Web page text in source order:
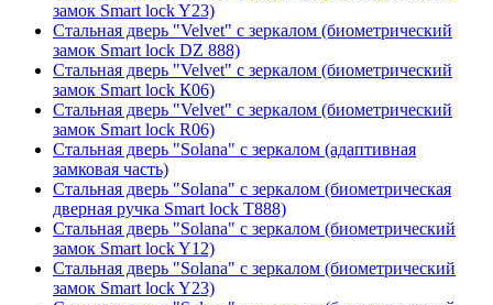
замок Smart lock Y23)
Стальная дверь "Velvet" с зеркалом (биометрический
замок Smart lock DZ 888)
Стальная дверь "Velvet" с зеркалом (биометрический
замок Smart lock К06)
Стальная дверь "Velvet" с зеркалом (биометрический
замок Smart lock R06)
Стальная дверь "Solana" с зеркалом (адаптивная
замковая часть)
Стальная дверь "Solana" с зеркалом (биометрическая
дверная ручка Smart lock T888)
Стальная дверь "Solana" с зеркалом (биометрический
замок Smart lock Y12)
Стальная дверь "Solana" с зеркалом (биометрический
замок Smart lock Y23)